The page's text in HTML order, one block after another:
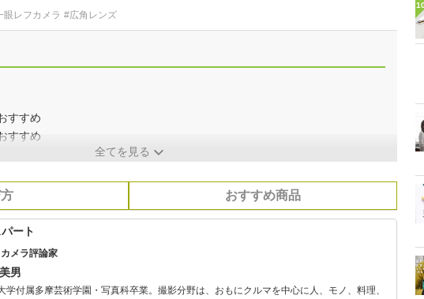
眼レフカメラ #広角レンズ
すすめ
すすめ
全てを見る
おすすめ商品
ート
メラ評論家
男
学付属多摩芸術学園・写真科卒業。撮影分野は、おもにクルマを中心に人、モノ、料理、